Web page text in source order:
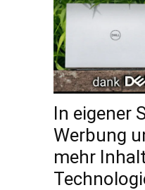
In eigener
Werbung
mehr